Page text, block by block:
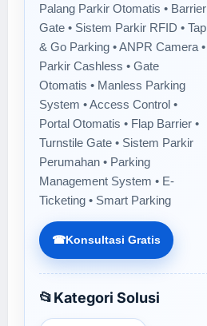
Palang Parkir Otomatis • Barrier
Gate • Sistem Parkir RFID • Tap
& Go Parking • ANPR Camera •
Parkir Cashless • Gate
Otomatis • Manless Parking
System • Access Control •
Portal Otomatis • Flap Barrier •
Turnstile Gate • Sistem Parkir
Perumahan • Parking
Management System • E-
Ticketing • Smart Parking
☎Konsultasi Gratis
📂Kategori Solusi